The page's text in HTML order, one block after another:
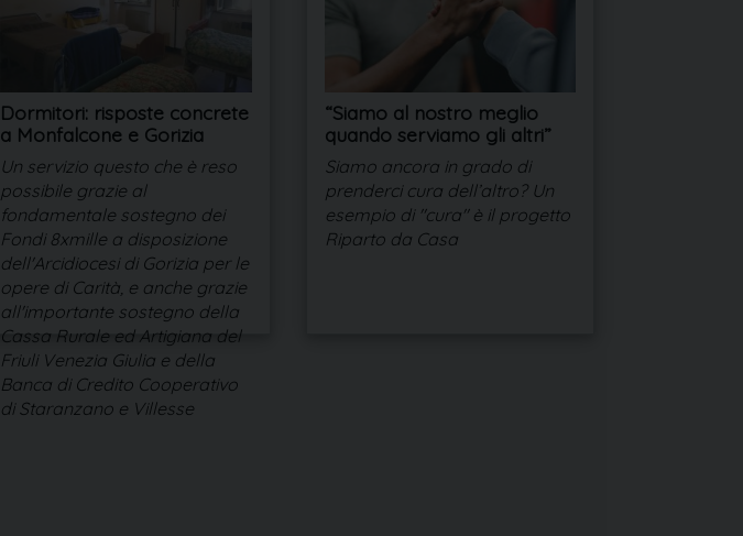
Dormitori: risposte concrete
a Monfalcone e Gorizia
Un servizio questo che è reso
possibile grazie al
fondamentale sostegno dei
Fondi 8xmille a disposizione
dell'Arcidiocesi di Gorizia per le
opere di Carità, e anche grazie
all'importante sostegno della
Cassa Rurale ed Artigiana del
Friuli Venezia Giulia e della
Banca di Credito Cooperativo
di Staranzano e Villesse
“Siamo al nostro meglio
quando serviamo gli altri”
Siamo ancora in grado di
prenderci cura dell’altro? Un
esempio di "cura" è il progetto
Riparto da Casa